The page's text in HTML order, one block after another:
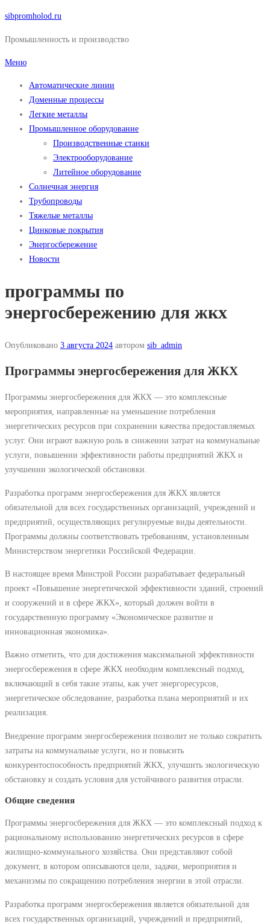
Перейти
содержимому
sibpromholod.ru
Промышленность и производство
Меню
Автоматические линии
Доменные процессы
Легкие металлы
Промышленное оборудование
Производственные станки
Электрооборудование
Литейное оборудование
Солнечная энергия
Трубопроводы
Тяжелые металлы
Цинковые покрытия
Энергосбережение
Новости
программы по
энергосбережению для жкх
Опубликовано 3 августа 2024 автором sib_admin
Программы энергосбережения для ЖКХ
Программы энергосбережения для ЖКХ — это комплексные
мероприятия, направленные на уменьшение потребления
энергетических ресурсов при сохранении качества предоставляемых
услуг. Они играют важную роль в снижении затрат на коммунальные
услуги, повышении эффективности работы предприятий ЖКХ и
улучшении экологической обстановки.
Разработка программ энергосбережения для ЖКХ является
обязательной для всех государственных организаций, учреждений и
предприятий, осуществляющих регулируемые виды деятельности.
Программы должны соответствовать требованиям, установленным
Министерством энергетики Российской Федерации.
В настоящее время Минстрой России разрабатывает федеральный
проект «Повышение энергетической эффективности зданий, строений
и сооружений и в сфере ЖКХ», который должен войти в
государственную программу «Экономическое развитие и
инновационная экономика».
Важно отметить, что для достижения максимальной эффективности
энергосбережения в сфере ЖКХ необходим комплексный подход,
включающий в себя такие этапы, как учет энергоресурсов,
энергетическое обследование, разработка плана мероприятий и их
реализация.
Внедрение программ энергосбережения позволит не только сократить
затраты на коммунальные услуги, но и повысить
конкурентоспособность предприятий ЖКХ, улучшить экологическую
обстановку и создать условия для устойчивого развития отрасли.
Общие сведения
Программы энергосбережения для ЖКХ — это комплексный подход к
рациональному использованию энергетических ресурсов в сфере
жилищно-коммунального хозяйства. Они представляют собой
документ, в котором описываются цели, задачи, мероприятия и
механизмы по сокращению потребления энергии в этой отрасли.
Разработка программ энергосбережения является обязательной для
всех государственных организаций, учреждений и предприятий,